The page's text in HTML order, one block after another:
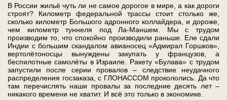
В России жильё чуть ли не самое дорогое в мире, а как дороги
строят? Километр федеральной трассы стоит столько же,
сколько километр Большого адронного коллайдера, и дороже,
чем километр туннеля под Ла-Маншем. Мы с трудом
производим то, что спокойно производили раньше. Еле сдали
Индии с большим скандалом авианосец «Адмирал Горшков»,
вертолётоносцы вынуждены закупать у французов, а
беспилотные самолёты в Израиле. Ракету «Булава» с трудом
запустили после серии провалов – следствие неудачного
распределения госзаказа, с ГЛОНАССОМ прокололись. Да что
там перечислять наши провалы за последние десять лет –
никакого времени не хватит. И всё это только в экономике.